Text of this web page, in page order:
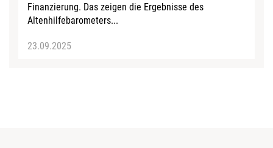
Finanzierung. Das zeigen die Ergebnisse des
Altenhilfebarometers...
23.09.2025